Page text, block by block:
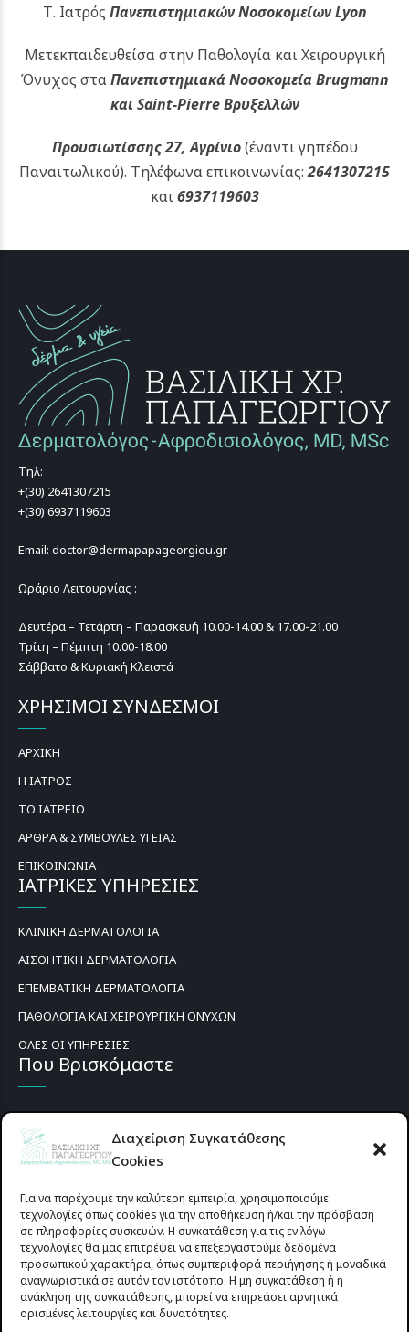
Διαχείριση Συγκατάθεσης
Cookies
Για να παρέχουμε την καλύτερη εμπειρία, χρησιμοποιούμε
τεχνολογίες όπως cookies για την αποθήκευση ή/και την πρόσβαση
σε πληροφορίες συσκευών. Η συγκατάθεση για τις εν λόγω
τεχνολογίες θα μας επιτρέψει να επεξεργαστούμε δεδομένα
προσωπικού χαρακτήρα, όπως συμπεριφορά περιήγησης ή μοναδικά
αναγνωριστικά σε αυτόν τον ιστότοπο. Η μη συγκατάθεση ή η
ανάκληση της συγκατάθεσης, μπορεί να επηρεάσει αρνητικά
ορισμένες λειτουργίες και δυνατότητες.
Τ. Ιατρός Πανεπιστημιακών Νοσοκομείων Lyon
Μετεκπαιδευθείσα στην Παθολογία και Χειρουργική
Όνυχος σταΠανεπιστημιακά Νοσοκομεία Brugmann
και Saint-Pierre Βρυξελλών
Προυσιωτίσσης 27, Αγρίνιο(έναντι γηπέδου
Παναιτωλικού). Τηλέφωνα επικοινωνίας:2641307215
και6937119603
Τηλ:
+(30) 2641307215
+(30) 6937119603
Email: doctor@dermapapageorgiou.gr
Ωράριο Λειτουργίας :
Δευτέρα – Τετάρτη – Παρασκευή 10.00-14.00 & 17.00-21.00
Τρίτη – Πέμπτη 10.00-18.00
Σάββατο & Κυριακή Κλειστά
ΧΡΗΣΙΜΟΙ ΣΥΝΔΕΣΜΟΙ
ΑΡΧΙΚΗ
Η ΙΑΤΡΟΣ
ΤΟ ΙΑΤΡΕΙΟ
ΑΡΘΡΑ & ΣΥΜΒΟΥΛΕΣ ΥΓΕΙΑΣ
ΕΠΙΚΟΙΝΩΝΙΑ
ΙΑΤΡΙΚΕΣ ΥΠΗΡΕΣΙΕΣ
ΚΛΙΝΙΚΗ ΔΕΡΜΑΤΟΛΟΓΙΑ
ΑΙΣΘΗΤΙΚΗ ΔΕΡΜΑΤΟΛΟΓΙΑ
ΕΠΕΜΒΑΤΙΚΗ ΔΕΡΜΑΤΟΛΟΓΙΑ
ΠΑΘΟΛΟΓΙΑ ΚΑΙ ΧΕΙΡΟΥΡΓΙΚΗ ΟΝΥΧΩΝ
ΟΛΕΣ ΟΙ ΥΠΗΡΕΣΙΕΣ
Που Βρισκόμαστε